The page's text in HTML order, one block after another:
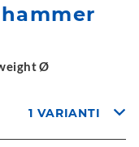
Ø
1 VARIANTI